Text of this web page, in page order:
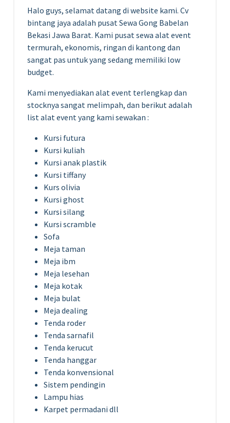
Halo guys, selamat datang di website kami. Cv
bintang jaya adalah pusat Sewa Gong Babelan
Bekasi Jawa Barat. Kami pusat sewa alat event
termurah, ekonomis, ringan di kantong dan
sangat pas untuk yang sedang memiliki low
budget.
Kami menyediakan alat event terlengkap dan
stocknya sangat melimpah, dan berikut adalah
list alat event yang kami sewakan :
Kursi futura
Kursi kuliah
Kursi anak plastik
Kursi tiffany
Kurs olivia
Kursi ghost
Kursi silang
Kursi scramble
Sofa
Meja taman
Meja ibm
Meja lesehan
Meja kotak
Meja bulat
Meja dealing
Tenda roder
Tenda sarnafil
Tenda kerucut
Tenda hanggar
Tenda konvensional
Sistem pendingin
Lampu hias
Karpet permadani dll